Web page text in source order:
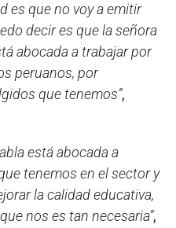
es que no voy a emitir
decir es que la señora
abocada a trabajar por
peruanos, por
que tenemos”,
está abocada a
tenemos en el sector y
la calidad educativa,
nos es tan necesaria”,